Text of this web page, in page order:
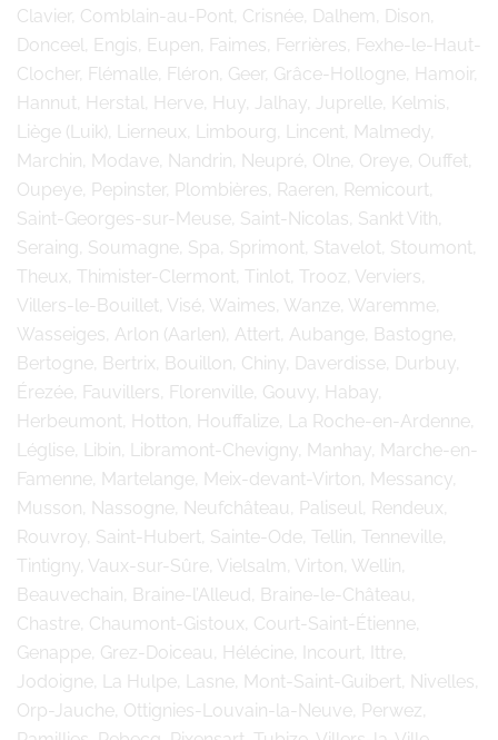
Clavier, Comblain-au-Pont, Crisnée, Dalhem, Dison,
Donceel, Engis, Eupen, Faimes, Ferrières, Fexhe-le-Haut-
Clocher, Flémalle, Fléron, Geer, Grâce-Hollogne, Hamoir,
Hannut, Herstal, Herve, Huy, Jalhay, Juprelle, Kelmis,
Liège (Luik), Lierneux, Limbourg, Lincent, Malmedy,
Marchin, Modave, Nandrin, Neupré, Olne, Oreye, Ouffet,
Oupeye, Pepinster, Plombières, Raeren, Remicourt,
Saint-Georges-sur-Meuse, Saint-Nicolas, Sankt Vith,
Seraing, Soumagne, Spa, Sprimont, Stavelot, Stoumont,
Theux, Thimister-Clermont, Tinlot, Trooz, Verviers,
Villers-le-Bouillet, Visé, Waimes, Wanze, Waremme,
Wasseiges, Arlon (Aarlen), Attert, Aubange, Bastogne,
Bertogne, Bertrix, Bouillon, Chiny, Daverdisse, Durbuy,
Érezée, Fauvillers, Florenville, Gouvy, Habay,
Herbeumont, Hotton, Houffalize, La Roche-en-Ardenne,
Léglise, Libin, Libramont-Chevigny, Manhay, Marche-en-
Famenne, Martelange, Meix-devant-Virton, Messancy,
Musson, Nassogne, Neufchâteau, Paliseul, Rendeux,
Rouvroy, Saint-Hubert, Sainte-Ode, Tellin, Tenneville,
Tintigny, Vaux-sur-Sûre, Vielsalm, Virton, Wellin,
Beauvechain, Braine-l’Alleud, Braine-le-Château,
Chastre, Chaumont-Gistoux, Court-Saint-Étienne,
Genappe, Grez-Doiceau, Hélécine, Incourt, Ittre,
Jodoigne, La Hulpe, Lasne, Mont-Saint-Guibert, Nivelles,
Orp-Jauche, Ottignies-Louvain-la-Neuve, Perwez,